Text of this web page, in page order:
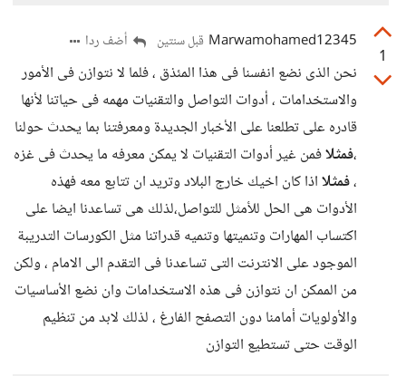
1
Marwamohamed12345 قبل سنتين أضف ردا
نحن الذى نضع انفسنا فى هذا المئذق ، فلما لا نتوازن فى الأمور
والاستخدامات ، أدوات التواصل والتقنيات مهمه فى حياتنا لأنها
قادره على تطلعنا على الأخبار الجديدة ومعرفتنا بما يحدث حولنا
،فمثلافمن غير أدوات التقنيات لا يمكن معرفه ما يحدث فى غزه
،فمثلااذا كان اخيك خارج البلاد وتريد ان تتابع معه فهذه
الأدوات هى الحل للأمثل للتواصل،لذلك هى تساعدنا ايضا على
اكتساب المهارات وتنميتها وتنميه قدراتنا مثل الكورسات التدريبة
الموجود على الانترنت التى تساعدنا فى التقدم الى الامام ، ولكن
من الممكن ان نتوازن فى هذه الاستخدامات وان نضع الأساسيات
والأولويات أمامنا دون التصفح الفارغ ، لذلك لابد من تنظيم
الوقت حتى تستطيع التوازن